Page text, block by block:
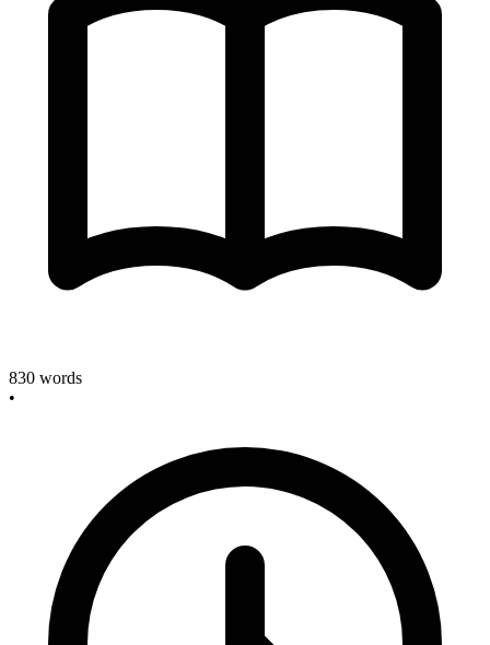
830 words
•